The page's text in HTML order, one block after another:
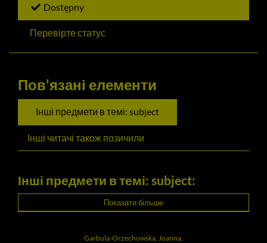
Dostępny
Перевірте статус
Пов'язані елементи
Інші предмети в темі: subject
Інші читачі також позичили
Інші предмети в темі: subject:
Показати більше
Garbula-Orzechowska, Joanna.